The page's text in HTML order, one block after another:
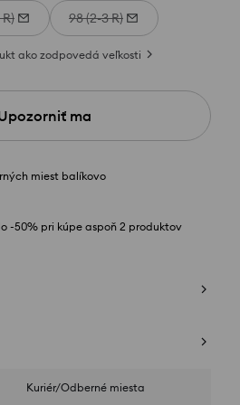
98 (2-3 R)
ako zodpovedá veľkosti
ma
miest balíkovo
-50% pri kúpe aspoň 2 produktov
Kuriér/Odberné miesta